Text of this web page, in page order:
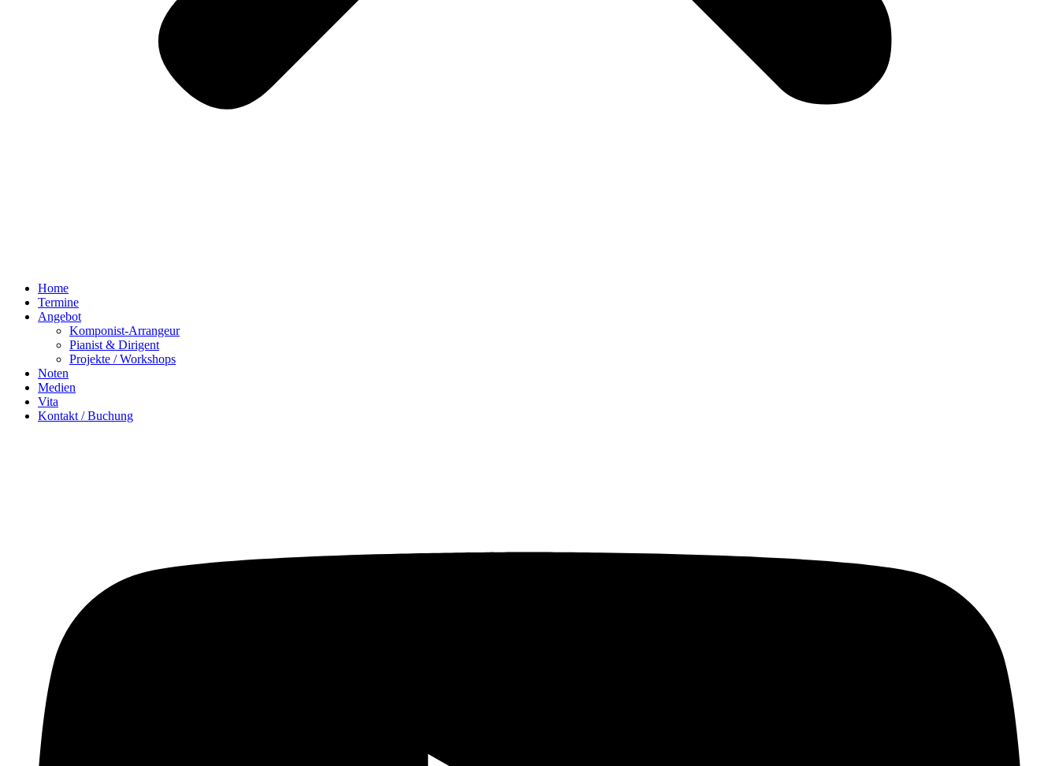
Home
Termine
Angebot
Komponist-Arrangeur
Pianist & Dirigent
Projekte / Workshops
Noten
Medien
Vita
Kontakt / Buchung